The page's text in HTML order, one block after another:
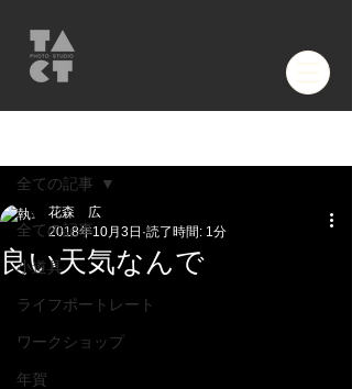
全ての記事
小道具
ライフポートレート
ワークショップ
年賀
全ての記事
良い天気なんで
花森 広
2018年10月3日 読了時間: 1分